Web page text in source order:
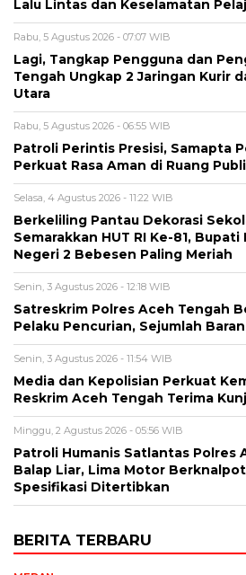
Lalu Lintas dan Keselamatan
Rabu, 5 Agustus 2026 - 07:07 WIB
Lagi, Tangkap Pengguna dan
Tengah Ungkap 2 Jaringan Kurir
Utara
Rabu, 5 Agustus 2026 - 06:55 WIB
Patroli Perintis Presisi, Samapta
Perkuat Rasa Aman di Ruang
Selasa, 4 Agustus 2026 - 11:22 WIB
Berkeliling Pantau Dekorasi
Semarakkan HUT RI Ke-81, Bupati
Negeri 2 Bebesen Paling Meriah
Senin, 3 Agustus 2026 - 12:18 WIB
Satreskrim Polres Aceh Tengah
Pelaku Pencurian, Sejumlah
Senin, 3 Agustus 2026 - 11:54 WIB
Media dan Kepolisian Perkuat
Reskrim Aceh Tengah Terima
Minggu, 2 Agustus 2026 - 05:56 WIB
Patroli Humanis Satlantas Polres
Balap Liar, Lima Motor
Spesifikasi Ditertibkan
BERITA TERBARU